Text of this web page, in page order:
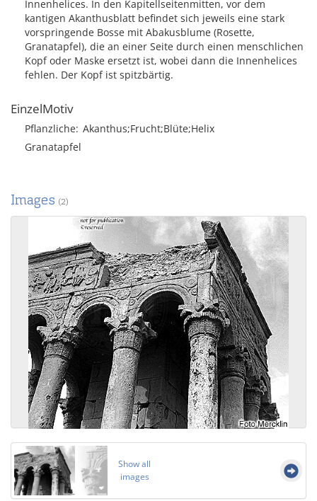
Innenhelices. In den Kapitellseitenmitten, vor dem
kantigen Akanthusblatt befindet sich jeweils eine stark
vorspringende Bosse mit Abakusblume (Rosette,
Granatapfel), die an einer Seite durch einen menschlichen
Kopf oder Maske ersetzt ist, wobei dann die Innenhelices
fehlen. Der Kopf ist spitzbärtig.
EinzelMotiv
Pflanzliche Akanthus;Frucht;Blüte;Helix
Granatapfel
Images (2)
Show all
images